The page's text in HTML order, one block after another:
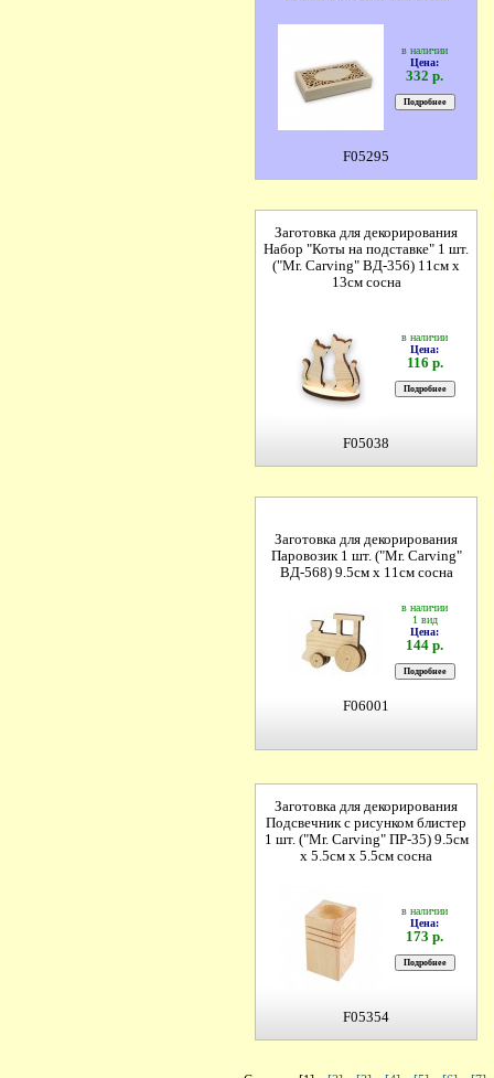
в наличии
Цена:
332 р.
F05295
Заготовка для декорирования
Набор "Коты на подставке" 1 шт.
("Mr. Carving" ВД-356) 11см х
13см сосна
в наличии
Цена:
116 р.
F05038
Заготовка для декорирования
Паровозик 1 шт. ("Mr. Carving"
ВД-568) 9.5см х 11см сосна
в наличии
1 вид
Цена:
144 р.
F06001
Заготовка для декорирования
Подсвечник с рисунком блистер
1 шт. ("Mr. Carving" ПР-35) 9.5см
х 5.5см х 5.5см сосна
в наличии
Цена:
173 р.
F05354